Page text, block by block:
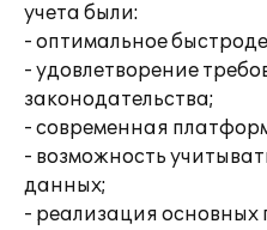
учета были:
- оптимальное
- удовлетворение
законодательства;
- современная
- возможность
данных;
- реализация основных